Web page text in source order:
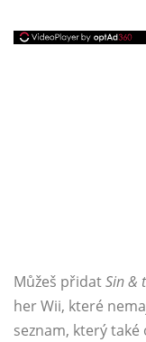
Můžeš přidatSin &
her Wii, které
seznam, který